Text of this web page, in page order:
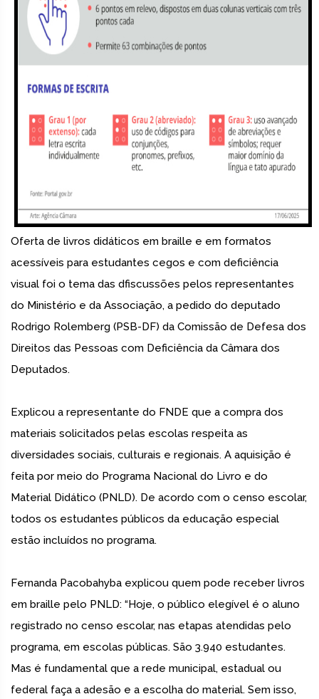
Oferta de livros didáticos em braille e em formatos
acessíveis para estudantes cegos e com deficiência
visual foi o tema das dfiscussões pelos representantes
do Ministério e da Associação, a pedido do deputado
Rodrigo Rolemberg (PSB-DF) da Comissão de Defesa dos
Direitos das Pessoas com Deficiência da Câmara dos
Deputados.
Explicou a representante do FNDE que a compra dos
materiais solicitados pelas escolas respeita as
diversidades sociais, culturais e regionais. A aquisição é
feita por meio do Programa Nacional do Livro e do
Material Didático (PNLD). De acordo com o censo escolar,
todos os estudantes públicos da educação especial
estão incluídos no programa.
Fernanda Pacobahyba explicou quem pode receber livros
em braille pelo PNLD: “Hoje, o público elegível é o aluno
registrado no censo escolar, nas etapas atendidas pelo
programa, em escolas públicas. São 3.940 estudantes.
Mas é fundamental que a rede municipal, estadual ou
federal faça a adesão e a escolha do material. Sem isso,